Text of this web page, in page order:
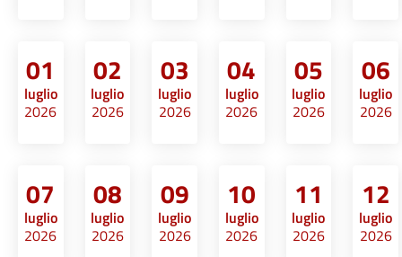
01
luglio
2026
02
luglio
2026
03
luglio
2026
04
luglio
2026
05
luglio
2026
06
luglio
2026
07
luglio
2026
08
luglio
2026
09
luglio
2026
10
luglio
2026
11
luglio
2026
12
luglio
2026